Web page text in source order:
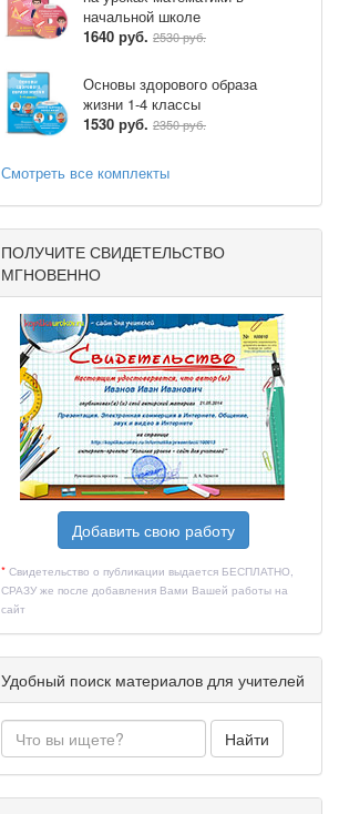
начальной школе
1640 руб. 2530 руб.
Основы здорового образа
жизни 1-4 классы
1530 руб. 2350 руб.
Смотреть все комплекты
ПОЛУЧИТЕ СВИДЕТЕЛЬСТВО
МГНОВЕННО
Добавить свою работу
* Свидетельство о публикации выдается БЕСПЛАТНО,
СРАЗУ же после добавления Вами Вашей работы на
сайт
Удобный поиск материалов для учителей
Найти